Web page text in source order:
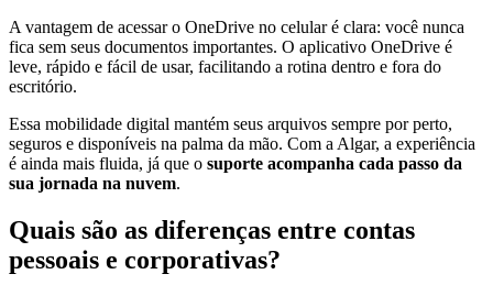
A vantagem de acessar o OneDrive no celular é clara: você nunca
fica sem seus documentos importantes. O aplicativo OneDrive é
leve, rápido e fácil de usar, facilitando a rotina dentro e fora do
escritório.
Essa mobilidade digital mantém seus arquivos sempre por perto,
seguros e disponíveis na palma da mão. Com a Algar, a experiência
é ainda mais fluida, já que o suporte acompanha cada passo da
sua jornada na nuvem.
Quais são as diferenças entre contas
pessoais e corporativas?